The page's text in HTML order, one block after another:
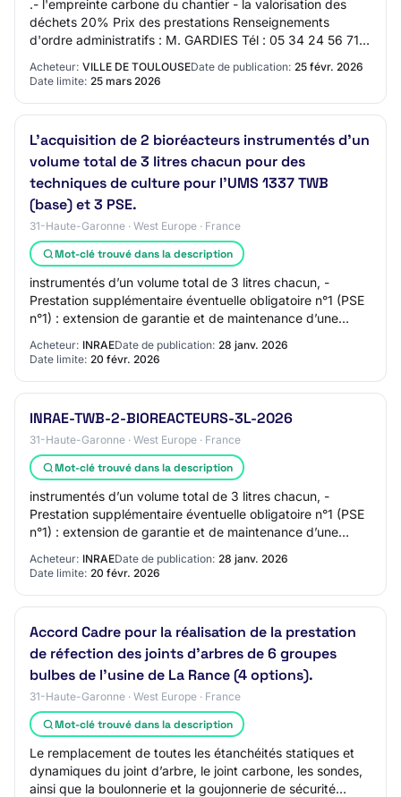
.- l'empreinte carbone du chantier - la valorisation des
déchets 20% Prix des prestations Renseignements
d'ordre administratifs : M. GARDIES Tél : 05 34 24 56 71
Acheteur: VILLE DE TOULOUSEDate de publication: 25 févr. 2026
Date limite: 25 mars 2026
L’acquisition de 2 bioréacteurs instrumentés d’un
volume total de 3 litres chacun pour des
techniques de culture pour l’UMS 1337 TWB
(base) et 3 PSE.
31-Haute-Garonne · West Europe · France
Mot-clé trouvé dans la description
instrumentés d’un volume total de 3 litres chacun, -
Prestation supplémentaire éventuelle obligatoire n°1 (PSE
n°1) : extension de garantie et de maintenance d’une
Acheteur: INRAEDate de publication: 28 janv. 2026
Date limite: 20 févr. 2026
INRAE-TWB-2-BIOREACTEURS-3L-2026
31-Haute-Garonne · West Europe · France
Mot-clé trouvé dans la description
instrumentés d’un volume total de 3 litres chacun, -
Prestation supplémentaire éventuelle obligatoire n°1 (PSE
n°1) : extension de garantie et de maintenance d’une
Acheteur: INRAEDate de publication: 28 janv. 2026
Date limite: 20 févr. 2026
Accord Cadre pour la réalisation de la prestation
de réfection des joints d’arbres de 6 groupes
bulbes de l’usine de La Rance (4 options).
31-Haute-Garonne · West Europe · France
Mot-clé trouvé dans la description
Le remplacement de toutes les étanchéités statiques et
dynamiques du joint d’arbre, le joint carbone, les sondes,
ainsi que la boulonnerie et la goujonnerie de sécurité